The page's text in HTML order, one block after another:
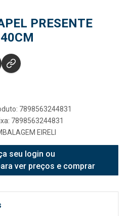
PRESENTE
7898563244831
7898563244831
EIRELI
seu login ou
ver preços e comprar